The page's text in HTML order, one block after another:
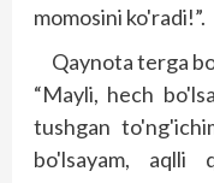
momosini ko'radi!”.
Qaynota terga
“Mayli, hech
tushgan
bo'lsayam, aqlli